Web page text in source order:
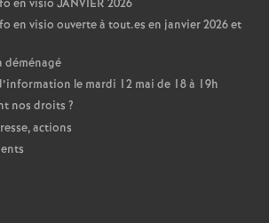
en visio JANVIER 2026
en visio ouverte à tout.es en janvier 2026 et
déménagé
le mardi 12 mai de 18 à 19h
nos droits ?
actions